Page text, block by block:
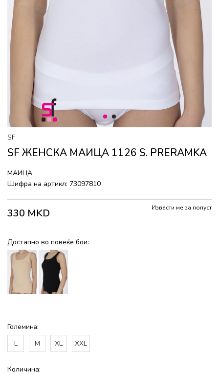
1 2
SF
SF ЖЕНСКА МАИЦА 1126 S. PRERAMKA
МАИЦА
Шифра на артикл: 73097810
330 MKD Извести ме за попуст
Достапно во повеќе бои:
Големина:
L
M XL XXL
Количина: